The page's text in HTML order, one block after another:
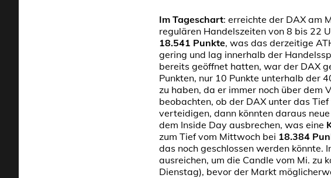
Im Tageschart: erreichte der DAX am
regulären Handelszeiten von 8 bis 22
18.541 Punkte, was das derzeitige
gering und lag innerhalb der
bereits geöffnet hatten, war der DAX
Punkten, nur 10 Punkte unterhalb der
zu haben, da er immer noch über dem
beobachten, ob der DAX unter das
verteidigen, dann könnten daraus
dem Inside Day ausbrechen, was eine
zum Tief vom Mittwoch bei 18.384
das noch geschlossen werden könnte.
ausreichen, um die Candle vom Mi. zu
Dienstag), bevor der Markt